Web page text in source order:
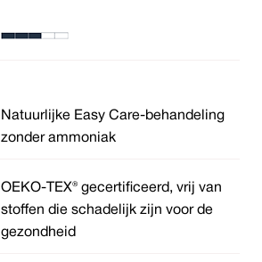
Natuurlijke Easy Care-behandeling
zonder ammoniak
OEKO-TEX® gecertificeerd, vrij van
stoffen die schadelijk zijn voor de
gezondheid